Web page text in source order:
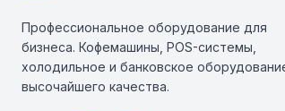
Профессиональное оборудование для
бизнеса. Кофемашины, POS-системы,
холодильное и банковское
высочайшего качества.